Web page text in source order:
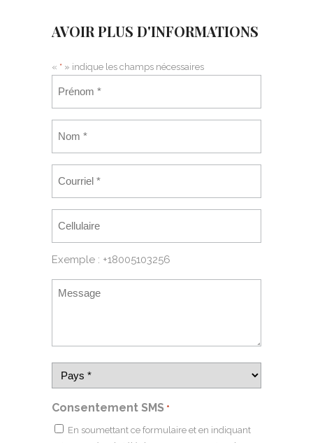
AVOIR PLUS D'INFORMATIONS
« * » indique les champs nécessaires
Exemple : +18005103256
Consentement SMS *
En soumettant ce formulaire et en indiquant